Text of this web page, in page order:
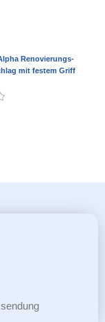
Renovierungs-
mit festem Griff